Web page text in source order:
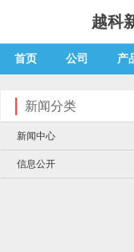
越科
首页 公司 产
新闻分类
新闻中心
信息公开